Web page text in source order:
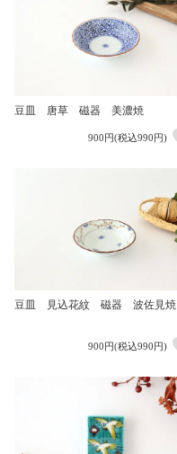
豆皿 唐草 磁器 美濃焼
900円(税込990円)
豆皿 見込花紋 磁器 波佐見焼
900円(税込990円)